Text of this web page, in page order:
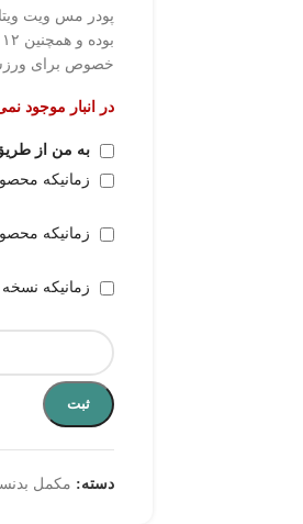
خصوص برای
در انبار موجود
به من از
زمانیکه
زمانیکه
زمانیکه
ثبت
دسته: مکمل